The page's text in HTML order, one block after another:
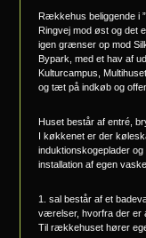
Rækkehus beliggende i
Ringvej mod øst og det
igen grænser op mod
Bypark, med et hav af
Kulturcampus,
og tæt på indkøb og
Huset består af entré,
I køkkenet er der
induktionskogeplader
installation af egen
1. sal består af et
værelser, hvorfra der er
Til rækkehuset hører